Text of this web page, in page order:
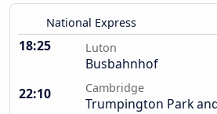
National Express
18:25 Luton
Busbahnhof
22:10
Cambridge
Trumpington Park